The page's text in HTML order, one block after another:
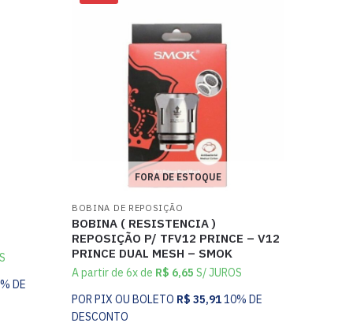
DE
FORA DE ESTOQUE
BOBINA DE REPOSIÇÃO
BOBINA ( RESISTENCIA )
REPOSIÇÃO P/ TFV12 PRINCE – V12
PRINCE DUAL MESH – SMOK
A partir de 6x de R$ 6,65 S/ JUROS
POR PIX OU BOLETO R$ 35,9110% DE
DESCONTO